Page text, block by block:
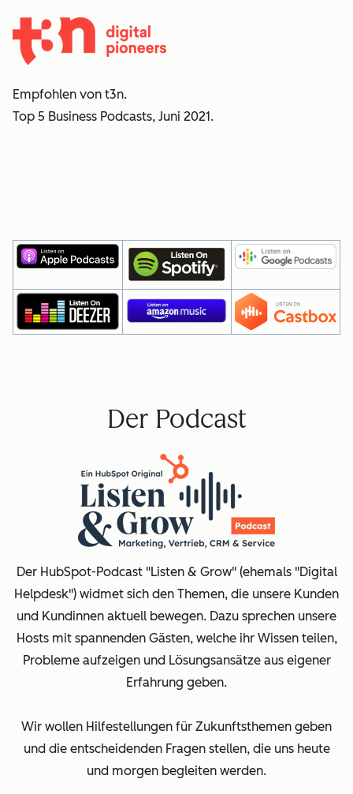
Empfohlen von t3n.
Top 5 Business Podcasts, Juni 2021.
Der Podcast
Der HubSpot-Podcast "Listen & Grow" (ehemals "Digital
Helpdesk") widmet sich den Themen, die unsere Kunden
und Kundinnen aktuell bewegen. Dazu sprechen unsere
Hosts mit spannenden Gästen, welche ihr Wissen teilen,
Probleme aufzeigen und Lösungsansätze aus eigener
Erfahrung geben.
Wir wollen Hilfestellungen für Zukunftsthemen geben
und die entscheidenden Fragen stellen, die uns heute
und morgen begleiten werden.